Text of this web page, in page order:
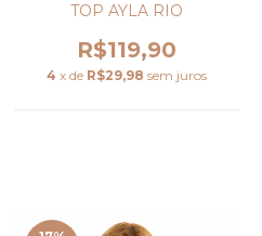
TOP AYLA RIO
R$119,90
4 x de R$29,98 sem juros